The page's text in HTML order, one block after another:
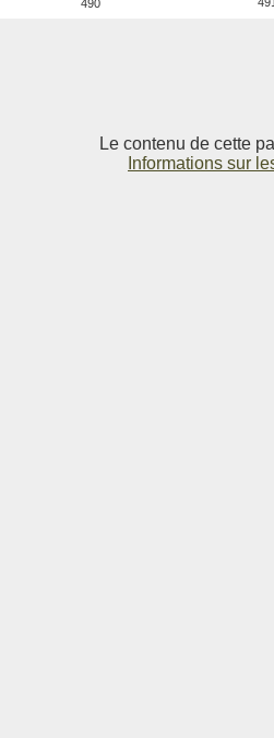
490
Le contenu de cette
Informations sur